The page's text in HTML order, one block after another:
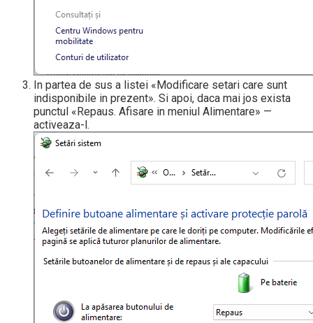
In partea de sus a listei «Modificare setari care sunt
indisponibile in prezent». Si apoi, daca mai jos exista
punctul «Repaus. Afisare in meniul Alimentare» —
activeaza-l.